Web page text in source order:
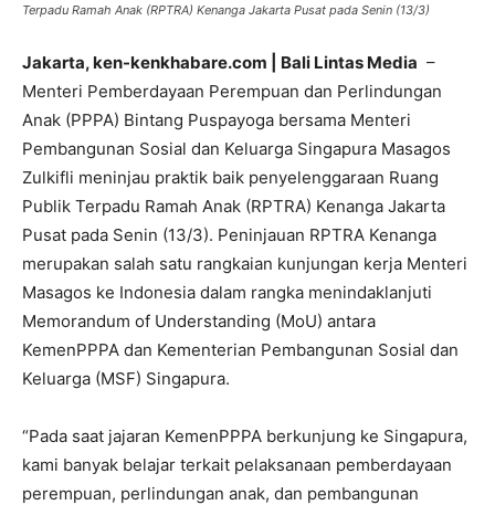
Terpadu Ramah Anak (RPTRA) Kenanga Jakarta Pusat pada Senin (13/3)
Jakarta, ken-kenkhabare.com | Bali Lintas Media –
Menteri Pemberdayaan Perempuan dan Perlindungan
Anak (PPPA) Bintang Puspayoga bersama Menteri
Pembangunan Sosial dan Keluarga Singapura Masagos
Zulkifli meninjau praktik baik penyelenggaraan Ruang
Publik Terpadu Ramah Anak (RPTRA) Kenanga Jakarta
Pusat pada Senin (13/3). Peninjauan RPTRA Kenanga
merupakan salah satu rangkaian kunjungan kerja Menteri
Masagos ke Indonesia dalam rangka menindaklanjuti
Memorandum of Understanding (MoU) antara
KemenPPPA dan Kementerian Pembangunan Sosial dan
Keluarga (MSF) Singapura.
“Pada saat jajaran KemenPPPA berkunjung ke Singapura,
kami banyak belajar terkait pelaksanaan pemberdayaan
perempuan, perlindungan anak, dan pembangunan